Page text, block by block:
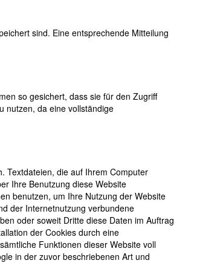
sind. Eine entsprechende Mitteilung
so gesichert, dass sie für den Zugriff
nutzen, da eine vollständige
Textdateien, die auf Ihrem Computer
Ihre Benutzung diese Website
benutzen, um Ihre Nutzung der Website
der Internetnutzung verbundene
oder soweit Dritte diese Daten im Auftrag
der Cookies durch eine
Funktionen dieser Website voll
in der zuvor beschriebenen Art und